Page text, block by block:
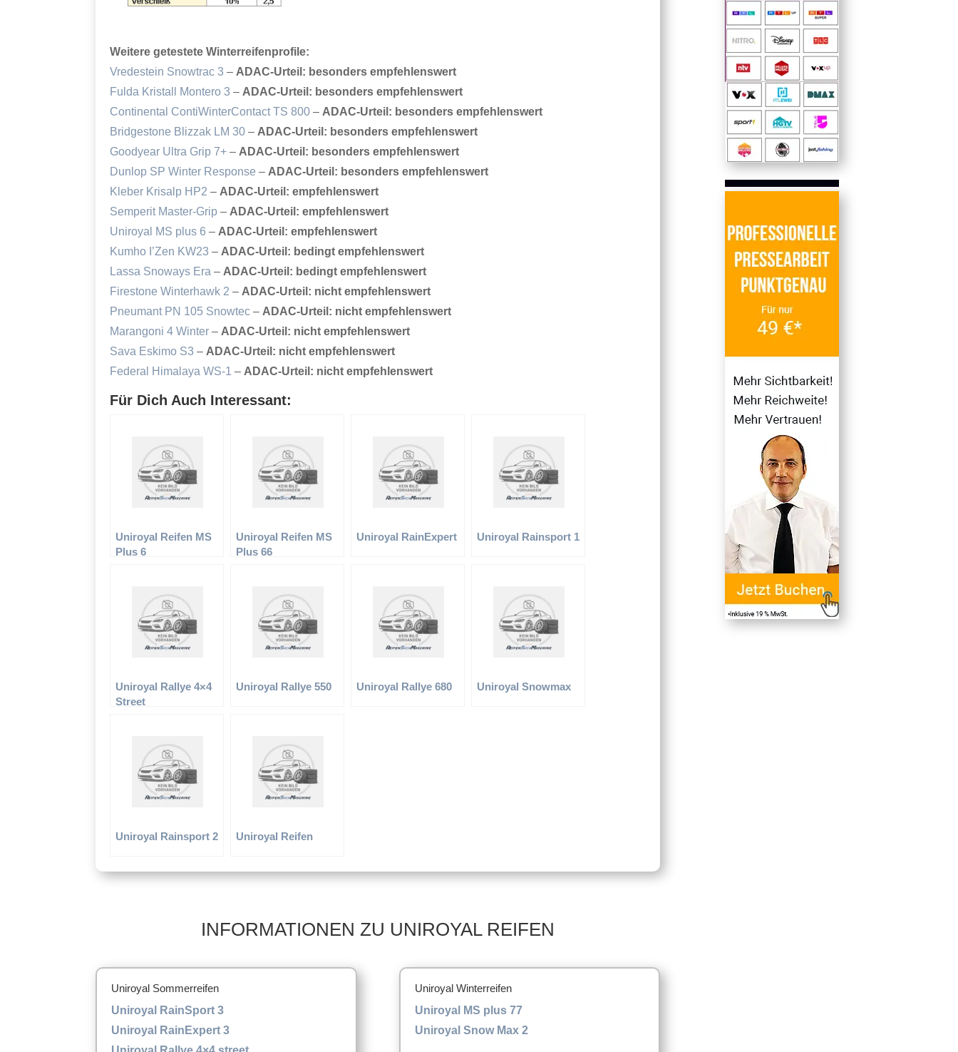
Weitere getestete Winterreifenprofile:
Vredestein Snowtrac 3 – ADAC-Urteil: besonders empfehlenswert
Fulda Kristall Montero 3 – ADAC-Urteil: besonders empfehlenswert
Continental ContiWinterContact TS 800 – ADAC-Urteil: besonders empfehlenswert
Bridgestone Blizzak LM 30 – ADAC-Urteil: besonders empfehlenswert
Goodyear Ultra Grip 7+ – ADAC-Urteil: besonders empfehlenswert
Dunlop SP Winter Response – ADAC-Urteil: besonders empfehlenswert
Kleber Krisalp HP2 – ADAC-Urteil: empfehlenswert
Semperit Master-Grip – ADAC-Urteil: empfehlenswert
Uniroyal MS plus 6 – ADAC-Urteil: empfehlenswert
Kumho I’Zen KW23 – ADAC-Urteil: bedingt empfehlenswert
Lassa Snoways Era – ADAC-Urteil: bedingt empfehlenswert
Firestone Winterhawk 2 – ADAC-Urteil: nicht empfehlenswert
Pneumant PN 105 Snowtec – ADAC-Urteil: nicht empfehlenswert
Marangoni 4 Winter – ADAC-Urteil: nicht empfehlenswert
Sava Eskimo S3 – ADAC-Urteil: nicht empfehlenswert
Federal Himalaya WS-1 – ADAC-Urteil: nicht empfehlenswert
Für Dich Auch Interessant:
Uniroyal Reifen MS
Plus 6
Uniroyal Reifen MS
Plus 66
Uniroyal RainExpert Uniroyal Rainsport 1
Uniroyal Rallye 4×4
Street
Uniroyal Rallye 550 Uniroyal Rallye 680 Uniroyal Snowmax
Uniroyal Rainsport 2 Uniroyal Reifen
INFORMATIONEN ZU UNIROYAL REIFEN
Uniroyal Sommerreifen
Uniroyal RainSport 3
Uniroyal RainExpert 3
Uniroyal Winterreifen
Uniroyal MS plus 77
Uniroyal Snow Max 2